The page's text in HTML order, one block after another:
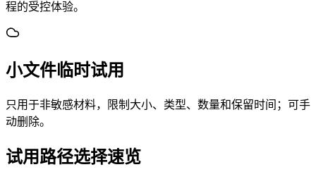
程的受控体验。
小文件临时试用
只用于非敏感材料，限制大小、类型、数量和保留时间；可手
动删除。
试用路径选择速览